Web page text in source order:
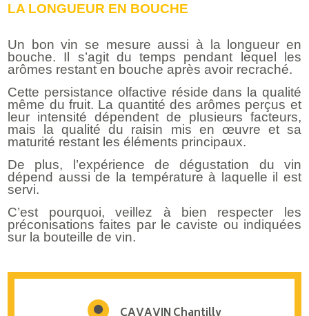
LA LONGUEUR EN BOUCHE
Un bon vin se mesure aussi à la longueur en
bouche. Il s’agit du temps pendant lequel les
arômes restant en bouche après avoir recraché.
Cette persistance olfactive réside dans la qualité
même du fruit. La quantité des arômes perçus et
leur intensité dépendent de plusieurs facteurs,
mais la qualité du raisin mis en œuvre et sa
maturité restant les éléments principaux.
De plus, l’expérience de dégustation du vin
dépend aussi de la température à laquelle il est
servi.
C’est pourquoi, veillez à bien respecter les
préconisations faites par le caviste ou indiquées
sur la bouteille de vin.